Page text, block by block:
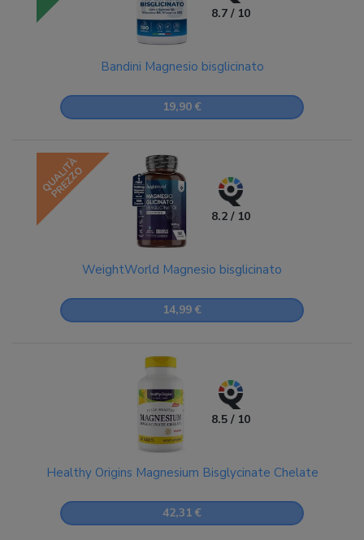
8.7 / 10
Bandini Magnesio bisglicinato
19,90 €
QUALITÀ
PREZZO
8.2 / 10
WeightWorld Magnesio bisglicinato
14,99 €
8.5 / 10
Healthy Origins Magnesium Bisglycinate Chelate
42,31 €